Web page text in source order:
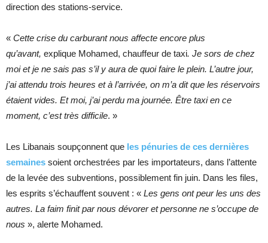
direction des stations-service.
« Cette crise du carburant nous affecte encore plus
qu’avant, explique Mohamed, chauffeur de taxi. Je sors de chez
moi et je ne sais pas s’il y aura de quoi faire le plein. L’autre jour,
j’ai attendu trois heures et à l’arrivée, on m’a dit que les réservoirs
étaient vides. Et moi, j’ai perdu ma journée. Être taxi en ce
moment, c’est très difficile. »
Les Libanais soupçonnent que les pénuries de ces dernières
semaines soient orchestrées par les importateurs, dans l’attente
de la levée des subventions, possiblement fin juin. Dans les files,
les esprits s’échauffent souvent : « Les gens ont peur les uns des
autres. La faim finit par nous dévorer et personne ne s’occupe de
nous », alerte Mohamed.